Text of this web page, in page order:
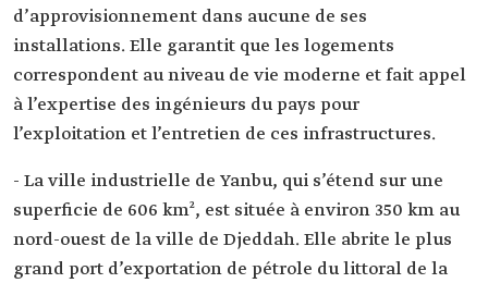
d’approvisionnement dans aucune de ses
installations. Elle garantit que les logements
correspondent au niveau de vie moderne et fait appel
à l’expertise des ingénieurs du pays pour
l’exploitation et l’entretien de ces infrastructures.
- La ville industrielle de Yanbu, qui s’étend sur une
superficie de 606 km², est située à environ 350 km au
nord-ouest de la ville de Djeddah. Elle abrite le plus
grand port d’exportation de pétrole du littoral de la